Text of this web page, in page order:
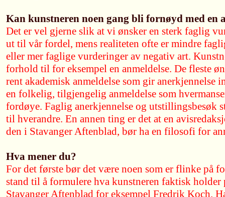
Kan kunstneren noen gang bli fornøyd med en
Det er vel gjerne slik at vi ønsker en sterk faglig
ut til vår fordel, mens realiteten ofte er mindre
eller mer faglige vurderinger av negativ art.
forhold til for eksempel en anmeldelse. De fleste
rent akademisk anmeldelse som gir anerkjennelse
en folkelig, tilgjengelig anmeldelse som
fordøye. Faglig anerkjennelse og utstillingsbesøk
til hverandre. En annen ting er det at en
den i Stavanger Aftenblad, bør ha en filosofi for
Hva mener du?
For det første bør det være noen som er flinke på
stand til å formulere hva kunstneren faktisk holder
Stavanger Aftenblad for eksempel Fredrik Koch.